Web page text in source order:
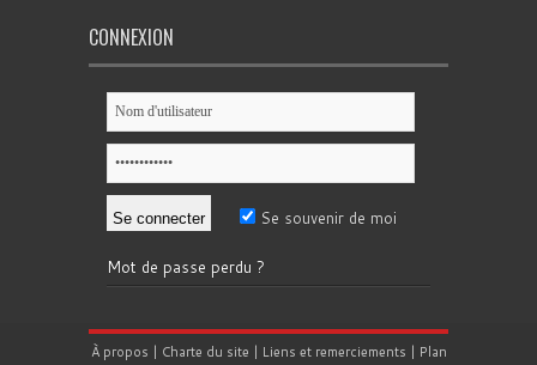
CONNEXION
Se souvenir de moi
Mot de passe perdu ?
À propos | Charte du site | Liens et remerciements | Plan